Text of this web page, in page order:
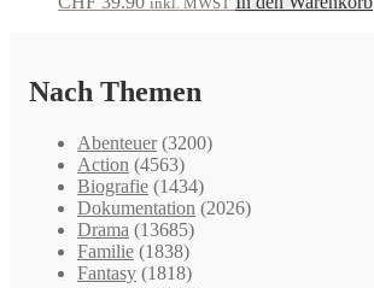
Nach Themen
Abenteuer (3200)
Action (4563)
Biografie (1434)
Dokumentation (2026)
Drama (13685)
Familie (1838)
Fantasy (1818)